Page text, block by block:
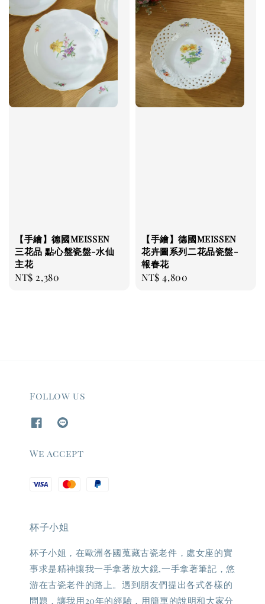
【手繪】德國MEISSEN
三花品 點心盤瓷盤-水仙
主花
Regular
NT$ 2,380
【手繪】德國MEISSEN
花卉圖系列二花品瓷盤-
報春花
Regular
NT$ 4,800
Follow us
We accept
杯子小姐
杯子小姐，在歐洲各國蒐藏古瓷老件，處女座的實
事求是精神讓我一手拿著放大鏡,一手拿著筆記，悠
游在古瓷老件的路上。遇到朋友們提出各式各樣的
問題，讓我用20年的經驗，用簡單的說明和大家分